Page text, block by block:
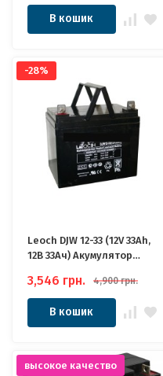
Сонячних
В кошик
-28%
Leoch DJW 12-33 (12V 33Ah,
12В 33Ач) Акумулятор
3,546 грн. 4,900 грн.
В кошик
высокое качество